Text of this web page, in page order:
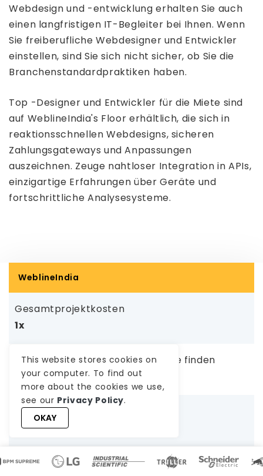
Webdesign und -entwicklung erhalten Sie auch
einen langfristigen IT-Begleiter bei Ihnen. Wenn
Sie freiberufliche Webdesigner und Entwickler
einstellen, sind Sie sich nicht sicher, ob Sie die
Branchenstandardpraktiken haben.
Top -Designer und Entwickler für die Miete sind
auf WeblineIndia's Floor erhältlich, die sich in
reaktionsschnellen Webdesigns, sicheren
Zahlungsgateways und Anpassungen
auszeichnen. Zeuge nahtloser Integration in APIs,
einzigartige Erfahrungen über Geräte und
fortschrittliche Analysesysteme.
WeblineIndia
Gesamtprojektkosten
1x
Die richtigen Ressourcen/Talente finden
1-3 Werktage
Onboarding-Zeit
1-3 Werktage
Wiederkehrende Kosten/Schulungskosten
This website stores cookies on
your computer. To find out
more about the cookies we use,
see our Privacy Policy.
OKAY